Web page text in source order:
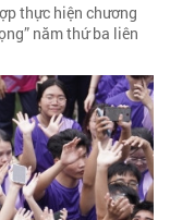
thực hiện chương
năm thứ ba liên